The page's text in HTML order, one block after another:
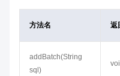
方法名 返
addBatch​(String
sql)